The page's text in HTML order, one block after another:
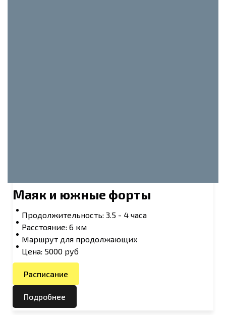
Маяк и южные форты
Продолжительность: 3.5 - 4 часа
Расстояние: 6 км
Маршрут для продолжающих
Цена: 5000 руб
Расписание
Подробнее